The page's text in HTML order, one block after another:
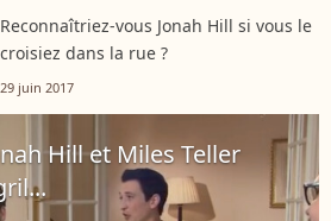
Reconnaîtriez-vous Jonah Hill si vous le
croisiez dans la rue ?
29 juin 2017
Hill et Miles Teller